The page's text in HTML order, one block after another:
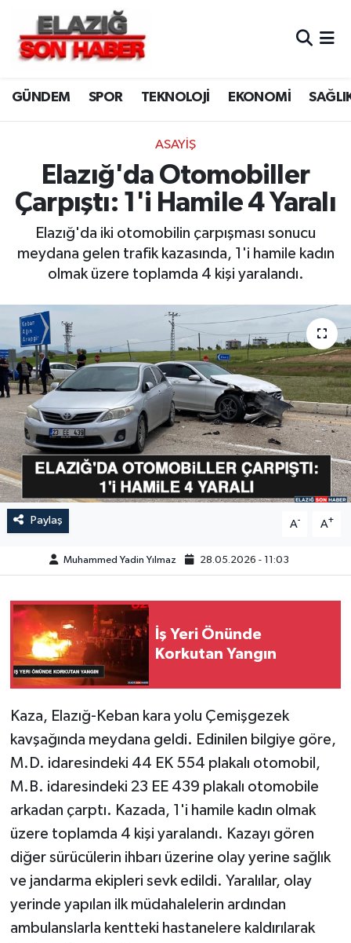
GÜNDEM SPOR TEKNOLOJİ EKONOMİ
ASAYİŞ
Elazığ'da Otomobiller
Çarpıştı: 1'i Hamile 4 Yaralı
Elazığ'da iki otomobilin çarpışması sonucu
meydana gelen trafik kazasında, 1'i hamile kadın
olmak üzere toplamda 4 kişi yaralandı.
Paylaş A- A+
Muhammed Yadin Yılmaz 28.05.2026 - 11:03
İş Yeri Önünde
Korkutan Yangın
Kaza, Elazığ-Keban kara yolu Çemişgezek
kavşağında meydana geldi. Edinilen bilgiye göre,
M.D. idaresindeki 44 EK 554 plakalı otomobil,
M.B. idaresindeki 23 EE 439 plakalı otomobile
arkadan çarptı. Kazada, 1'i hamile kadın olmak
üzere toplamda 4 kişi yaralandı. Kazayı gören
diğer sürücülerin ihbarı üzerine olay yerine sağlık
ve jandarma ekipleri sevk edildi. Yaralılar, olay
yerinde yapılan ilk müdahalelerin ardından
ambulanslarla kentteki hastanelere kaldırılarak
CANLI YAYIN
ASAYİŞ
BİLİM VE TEKNOLOJİ
DÜNYA
EĞİTİM
EKONOMİ
GENEL
GÜNDEM
HABERDE İNSAN
KÜLTÜR-SANAT
MAGAZİN
ÖZEL HABER
POLİTİKA
SAĞLIK
SPOR
TEKNOLOJİ
YAŞAM
Merkez Hava Durumu
Merkez Trafik Yoğunluk Haritası
Süper Lig Puan Durumu ve Fikstür
Tüm Manşetler
Son Dakika Haberleri
Haber Arşivi